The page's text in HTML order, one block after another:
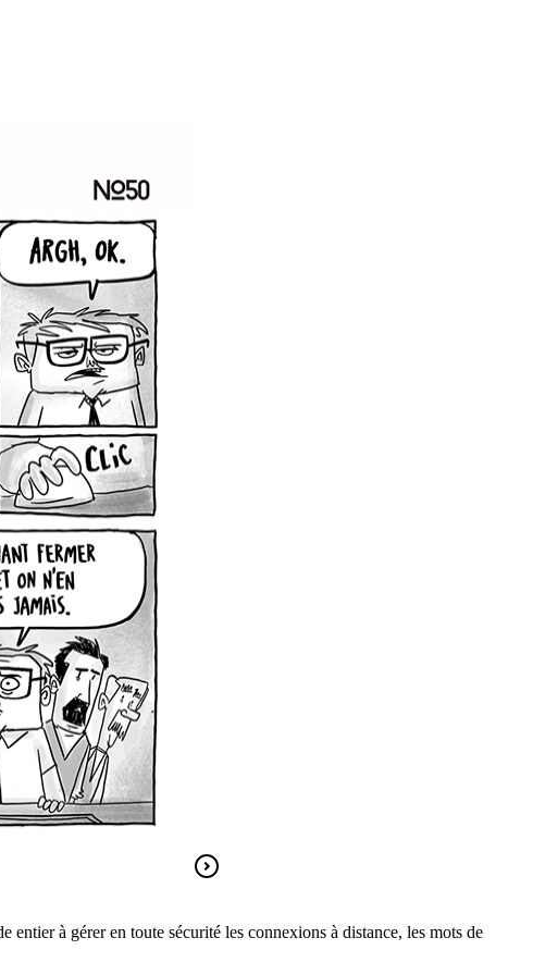
à gérer en toute sécurité les connexions à distance, les mots de